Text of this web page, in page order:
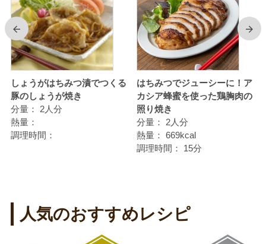
前
しょうがはちみつ漬でつくる
豚のしょうが焼き
分量：
2人分
熱量：
調理時間：
はちみつでジューシーに！ア
カシア蜂蜜を使った鶏胸肉の
照り焼き
分量：
2人分
熱量： 669kcal
調理時間：
15分
次
人気のおすすめレシピ